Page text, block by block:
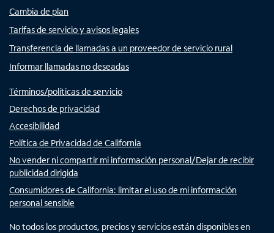
Cambia de plan
Tarifas de servicio y avisos legales
Transferencia de llamadas a un proveedor de servicio rural
Informar llamadas no deseadas
Términos/políticas de servicio
Derechos de privacidad
Accesibilidad
Política de Privacidad de California
No vender ni compartir mi información personal/Dejar de recibir
publicidad dirigida
Consumidores de California: limitar el uso de mi información
personal sensible
No todos los productos, precios y servicios están disponibles en